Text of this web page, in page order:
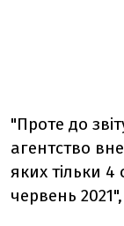
"Проте до
агентство
яких тільки
червень